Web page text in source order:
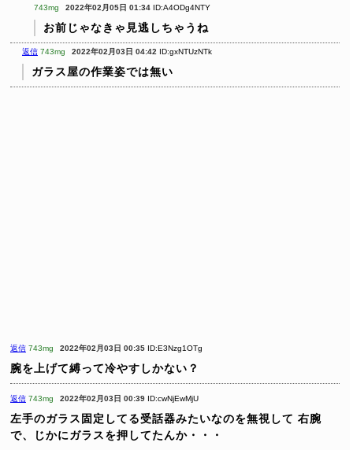
743mg 2022年02月05日 01:34 ID:A4ODg4NTY
お前じゃなきゃ見逃しちゃうね
返信 743mg 2022年02月03日 04:42 ID:gxNTUzNTk
ガラス屋の作業姿では無い
返信 743mg 2022年02月03日 00:35 ID:E3Nzg1OTg
腕を上げて縛って冷やすしかない？
返信 743mg 2022年02月03日 00:39 ID:cwNjEwMjU
左手のガラス固定してる受話器みたいなのを無視して 右腕
で、じかにガラスを押してたんか・・・